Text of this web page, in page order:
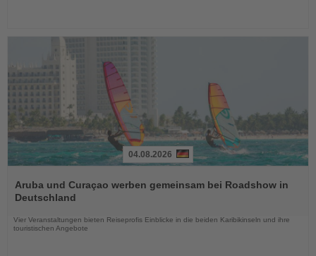
Sie
die
04.08.2026
Aruba und Curaçao werben gemeinsam bei Roadshow in
Deutschland
Vier Veranstaltungen bieten Reiseprofis Einblicke in die beiden Karibikinseln und ihre
touristischen Angebote